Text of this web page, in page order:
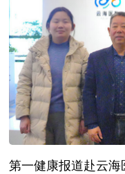
第一健康报道赴云